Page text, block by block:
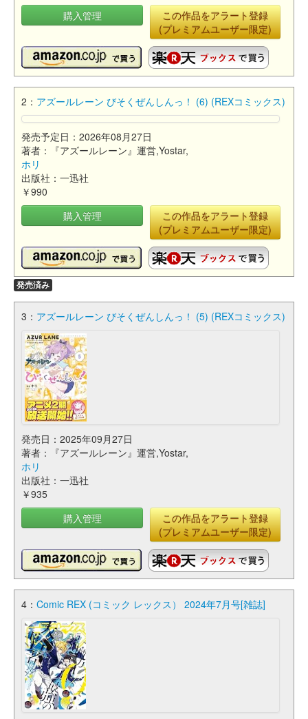
購入管理
この作品をアラート登録
(プレミアムユーザー限定)
2： アズールレーン びそくぜんしんっ！ (6) (REXコミックス)
発売予定日：2026年08月27日
著者：『アズールレーン』運営,Yostar,
ホリ
出版社：一迅社
￥990
購入管理
この作品をアラート登録
(プレミアムユーザー限定)
発売済み
3： アズールレーン びそくぜんしんっ！ (5) (REXコミックス)
発売日：2025年09月27日
著者：『アズールレーン』運営,Yostar,
ホリ
出版社：一迅社
￥935
購入管理
この作品をアラート登録
(プレミアムユーザー限定)
4： Comic REX (コミック レックス） 2024年7月号[雑誌]